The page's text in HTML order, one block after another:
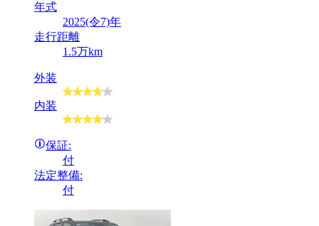
年式
2025(令7)年
走行距離
1.5万km
外装
内装
保証:
付
法定整備:
付